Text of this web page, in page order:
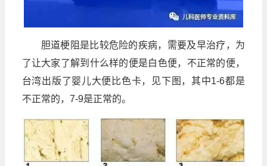
胆道梗阻是比较危险的疾病，需要及早治疗，为
了让大家了解到什么样的便是白色便，不正常的便，
台湾出版了婴儿大便比色卡，见下图，其中1-6都是
不正常的，7-9是正常的。